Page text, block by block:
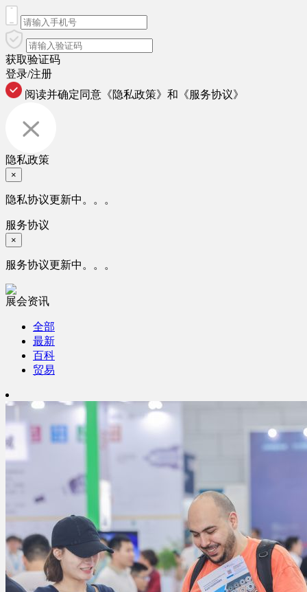
获取验证码
登录/注册
阅读并确定同意 《隐私政策》 和 《服务协议》
隐私政策
×
隐私协议更新中。。。
服务协议
×
服务协议更新中。。。
展会资讯
全部
最新
百科
贸易